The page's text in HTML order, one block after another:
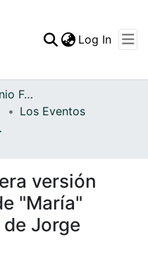
Statistics
Log In
Archivo del Patrimonio Fotográfico y Fílmico del Valle del Cauca
Los Eventos
versión
"María"
Jorge